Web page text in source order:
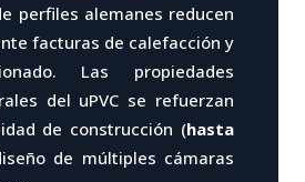
perfiles alemanes reducen
facturas de calefacción y
Las propiedades
del uPVC se refuerzan
de construcción (hasta
de múltiples cámaras